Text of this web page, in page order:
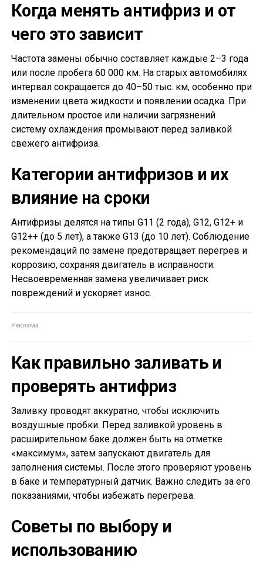
Когда менять антифриз и от
чего это зависит
Частота замены обычно составляет каждые 2–3 года
или после пробега 60 000 км. На старых автомобилях
интервал сокращается до 40–50 тыс. км, особенно при
изменении цвета жидкости и появлении осадка. При
длительном простое или наличии загрязнений
систему охлаждения промывают перед заливкой
свежего антифриза.
Категории антифризов и их
влияние на сроки
Антифризы делятся на типы G11 (2 года), G12, G12+ и
G12++ (до 5 лет), а также G13 (до 10 лет). Соблюдение
рекомендаций по замене предотвращает перегрев и
коррозию, сохраняя двигатель в исправности.
Несвоевременная замена увеличивает риск
повреждений и ускоряет износ.
Как правильно заливать и
проверять антифриз
Заливку проводят аккуратно, чтобы исключить
воздушные пробки. Перед заливкой уровень в
расширительном баке должен быть на отметке
«максимум», затем запускают двигатель для
заполнения системы. После этого проверяют уровень
в баке и температурный датчик. Важно следить за его
показаниями, чтобы избежать перегрева.
Советы по выбору и
использованию